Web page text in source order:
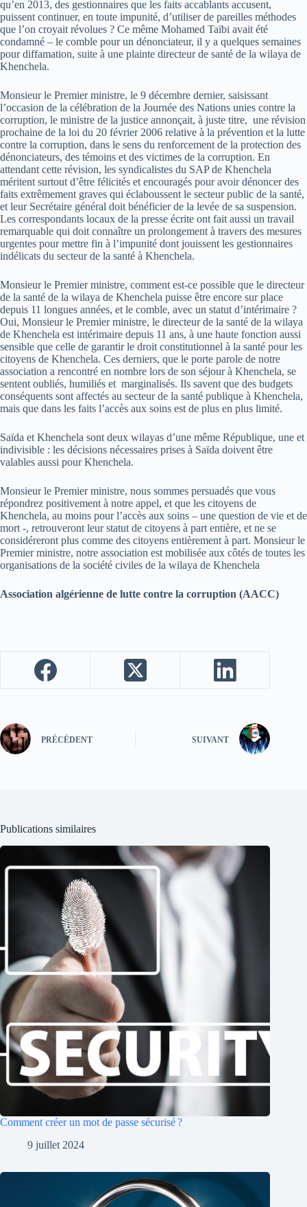
qu’en 2013, des gestionnaires que les faits accablants accusent,
puissent continuer, en toute impunité, d’utiliser de pareilles méthodes
que l’on croyait révolues ? Ce même Mohamed Taïbi avait été
condamné – le comble pour un dénonciateur, il y a quelques semaines
pour diffamation, suite à une plainte directeur de santé de la wilaya de
Khenchela.
Monsieur le Premier ministre, le 9 décembre dernier, saisissant
l’occasion de la célébration de la Journée des Nations unies contre la
corruption, le ministre de la justice annonçait, à juste titre, une révision
prochaine de la loi du 20 février 2006 relative à la prévention et la lutte
contre la corruption, dans le sens du renforcement de la protection des
dénonciateurs, des témoins et des victimes de la corruption. En
attendant cette révision, les syndicalistes du SAP de Khenchela
méritent surtout d’être félicités et encouragés pour avoir dénoncer des
faits extrêmement graves qui éclaboussent le secteur public de la santé,
et leur Secrétaire général doit bénéficier de la levée de sa suspension.
Les correspondants locaux de la presse écrite ont fait aussi un travail
remarquable qui doit connaître un prolongement à travers des mesures
urgentes pour mettre fin à l’impunité dont jouissent les gestionnaires
indélicats du secteur de la santé à Khenchela.
Monsieur le Premier ministre, comment est-ce possible que le directeur
de la santé de la wilaya de Khenchela puisse être encore sur place
depuis 11 longues années, et le comble, avec un statut d’intérimaire ?
Oui, Monsieur le Premier ministre, le directeur de la santé de la wilaya
de Khenchela est intérimaire depuis 11 ans, à une haute fonction aussi
sensible que celle de garantir le droit constitutionnel à la santé pour les
citoyens de Khenchela. Ces derniers, que le porte parole de notre
association a rencontré en nombre lors de son séjour à Khenchela, se
sentent oubliés, humiliés et marginalisés. Ils savent que des budgets
conséquents sont affectés au secteur de la santé publique à Khenchela,
mais que dans les faits l’accès aux soins est de plus en plus limité.
Saïda et Khenchela sont deux wilayas d’une même République, une et
indivisible : les décisions nécessaires prises à Saïda doivent être
valables aussi pour Khenchela.
Monsieur le Premier ministre, nous sommes persuadés que vous
répondrez positivement à notre appel, et que les citoyens de
Khenchela, au moins pour l’accès aux soins – une question de vie et de
mort -, retrouveront leur statut de citoyens à part entière, et ne se
considéreront plus comme des citoyens entièrement à part. Monsieur le
Premier ministre, notre association est mobilisée aux côtés de toutes les
organisations de la société civiles de la wilaya de Khenchela
Association algérienne de lutte contre la corruption (AACC)
PRÉCÉDENT SUIVANT
Publications similaires
Comment créer un mot de passe sécurisé ?
9 juillet 2024